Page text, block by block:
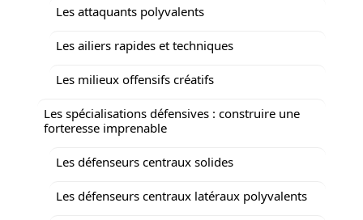
Les attaquants polyvalents
Les ailiers rapides et techniques
Les milieux offensifs créatifs
Les spécialisations défensives : construire une
forteresse imprenable
Les défenseurs centraux solides
Les défenseurs centraux latéraux polyvalents